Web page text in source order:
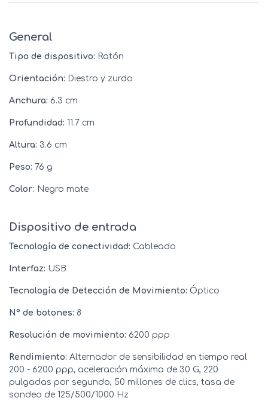
General
Tipo de dispositivo: Ratón
Orientación: Diestro y zurdo
Anchura: 6.3 cm
Profundidad: 11.7 cm
Altura: 3.6 cm
Peso: 76 g
Color: Negro mate
Dispositivo de entrada
Tecnología de conectividad: Cableado
Interfaz: USB
Tecnología de Detección de Movimiento: Óptico
N° de botones: 8
Resolución de movimiento: 6200 ppp
Rendimiento: Alternador de sensibilidad en tiempo real
200 - 6200 ppp, aceleración máxima de 30 G, 220
pulgadas por segundo, 50 millones de clics, tasa de
sondeo de 125/500/1000 Hz